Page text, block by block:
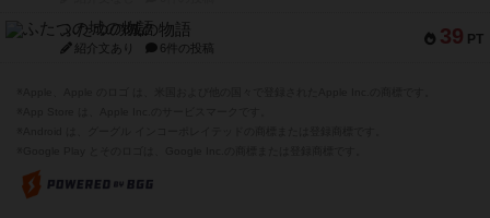
39 PT
ふたつの城の物語
紹介文あり 6件の投稿